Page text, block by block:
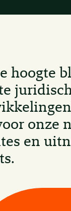
hoogte
onze
en